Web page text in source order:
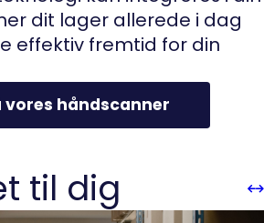
dit lager allerede i dag
effektiv fremtid for din
vores håndscanner
til dig